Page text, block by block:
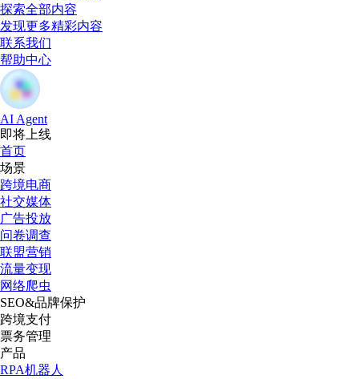
探索全部内容
发现更多精彩内容
联系我们
帮助中心
AI Agent
即将上线
首页
场景
跨境电商
社交媒体
广告投放
问卷调查
联盟营销
流量变现
网络爬虫
SEO&品牌保护
跨境支付
票务管理
产品
RPA机器人